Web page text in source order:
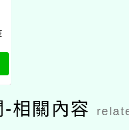
相關內容